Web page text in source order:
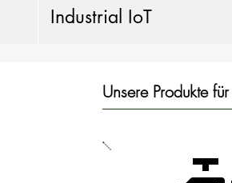
Industrial IoT
Unsere Produkte